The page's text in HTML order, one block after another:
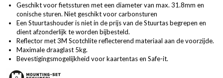
Geschikt voor fietssturen met een diameter van max. 31.8mm en
conische sturen. Niet geschikt voor carbonsturen
Een Stuurtashouder is niet in de prijs van de Stuurtas begrepen en
dient afzonderlijk te worden bijbesteld.
Reflector met 3M Scotchlite reflecterend materiaal aan de voorzijde.
Maximale draaglast 5kg.
Bevestigingsmogelijkheid voor kaartentas en Safe-it.